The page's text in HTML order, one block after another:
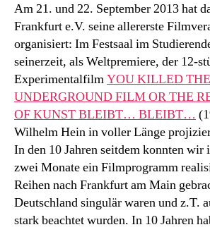
Am 21. und 22. September 2013 hat
Frankfurt e.V. seine allererste
organisiert: Im Festsaal im
seinerzeit, als Weltpremiere, der 12-
ExperimentalfilmYOU KILLED THE
UNDERGROUND FILM OR THE
OF KUNST BLEIBT… BLEIBT…
Wilhelm Hein in voller Länge
In den 10 Jahren seitdem konnten wir
zwei Monate ein Filmprogramm
Reihen nach Frankfurt am Main
Deutschland singulär waren und z.T.
stark beachtet wurden. In 10 Jahren